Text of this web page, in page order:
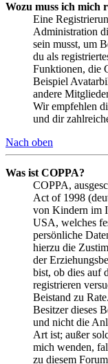
Wozu muss ich mich
Eine
Administration
sein musst, um
du als
Funktionen, die
Beispiel
andere
Wir empfehlen
und dir
Nach oben
Was ist COPPA?
COPPA,
Act of 1998
von Kindern im
USA, welches
persönliche
hierzu die
der
bist, ob dies auf
registrieren
Beistand zu
Besitzer dieses
und nicht die
Art ist; außer
mich wenden,
zu diesem